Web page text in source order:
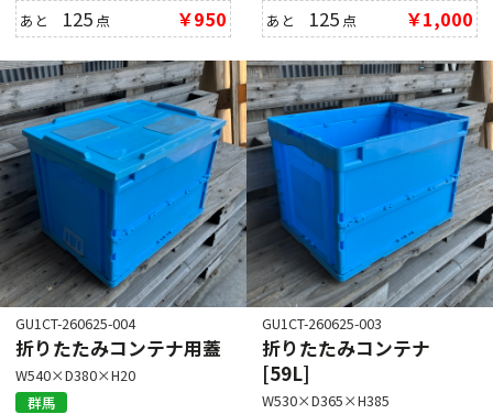
あと 125 点 ￥950
あと 125 点 ￥1,000
GU1CT-260625-004
折りたたみコンテナ用蓋
W540×D380×H20
群馬
GU1CT-260625-003
折りたたみコンテナ
[59L]
W530×D365×H385